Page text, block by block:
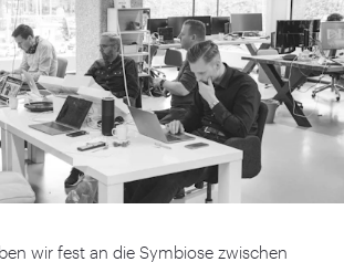
wir fest an die Symbiose zwischen